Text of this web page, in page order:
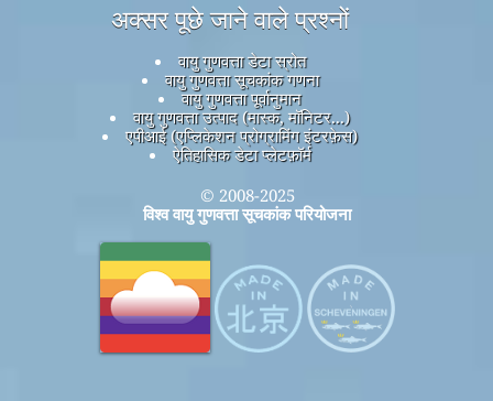
अक्सर पूछे जाने वाले प्रश्नों
वायु गुणवत्ता डेटा स्रोत
वायु गुणवत्ता सूचकांक गणना
वायु गुणवत्ता पूर्वानुमान
वायु गुणवत्ता उत्पाद (मास्क, मॉनिटर...)
एपीआई (एप्लिकेशन प्रोग्रामिंग इंटरफ़ेस)
ऐतिहासिक डेटा प्लेटफ़ॉर्म
© 2008-2025
विश्व वायु गुणवत्ता सूचकांक परियोजना